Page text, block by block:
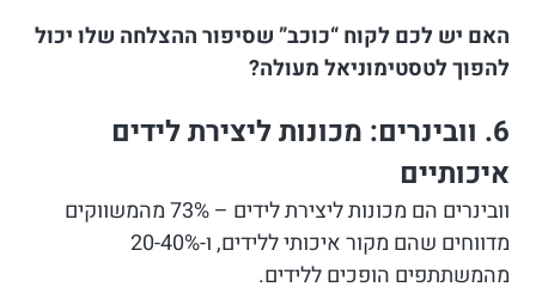
האם יש לכם לקוח “כוכב” שסיפור ההצלחה שלו יכול
להפוך לטסטימוניאל מעולה?
6. וובינרים: מכונות ליצירת לידים
איכותיים
וובינרים הם מכונות ליצירת לידים – 73% מהמשווקים
מדווחים שהם מקור איכותי ללידים, ו-20-40%
מהמשתתפים הופכים ללידים.